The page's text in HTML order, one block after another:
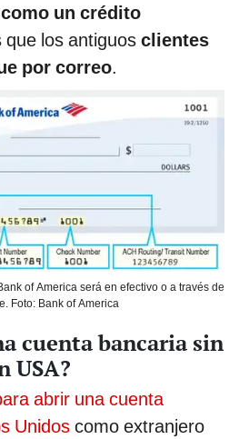
un crédito
que los antiguos clientes
por correo.
of America será en efectivo o a través de
Foto: Bank of America
cuenta bancaria sin
USA?
abrir una cuenta
Unidos como extranjero